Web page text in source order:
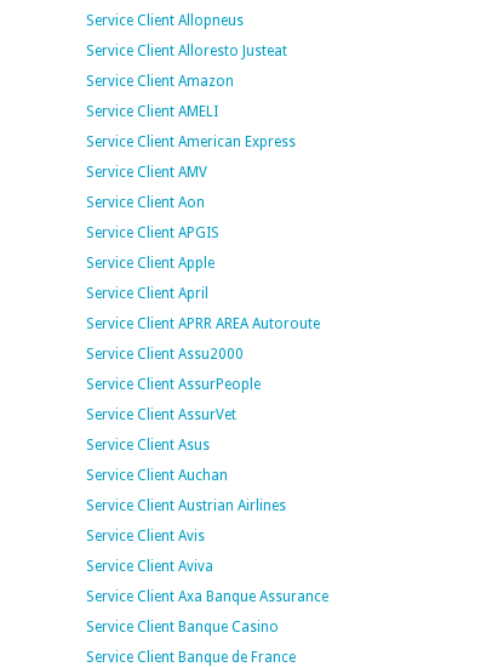
Service Client Allopneus
Service Client Alloresto Justeat
Service Client Amazon
Service Client AMELI
Service Client American Express
Service Client AMV
Service Client Aon
Service Client APGIS
Service Client Apple
Service Client April
Service Client APRR AREA Autoroute
Service Client Assu2000
Service Client AssurPeople
Service Client AssurVet
Service Client Asus
Service Client Auchan
Service Client Austrian Airlines
Service Client Avis
Service Client Aviva
Service Client Axa Banque Assurance
Service Client Banque Casino
Service Client Banque de France